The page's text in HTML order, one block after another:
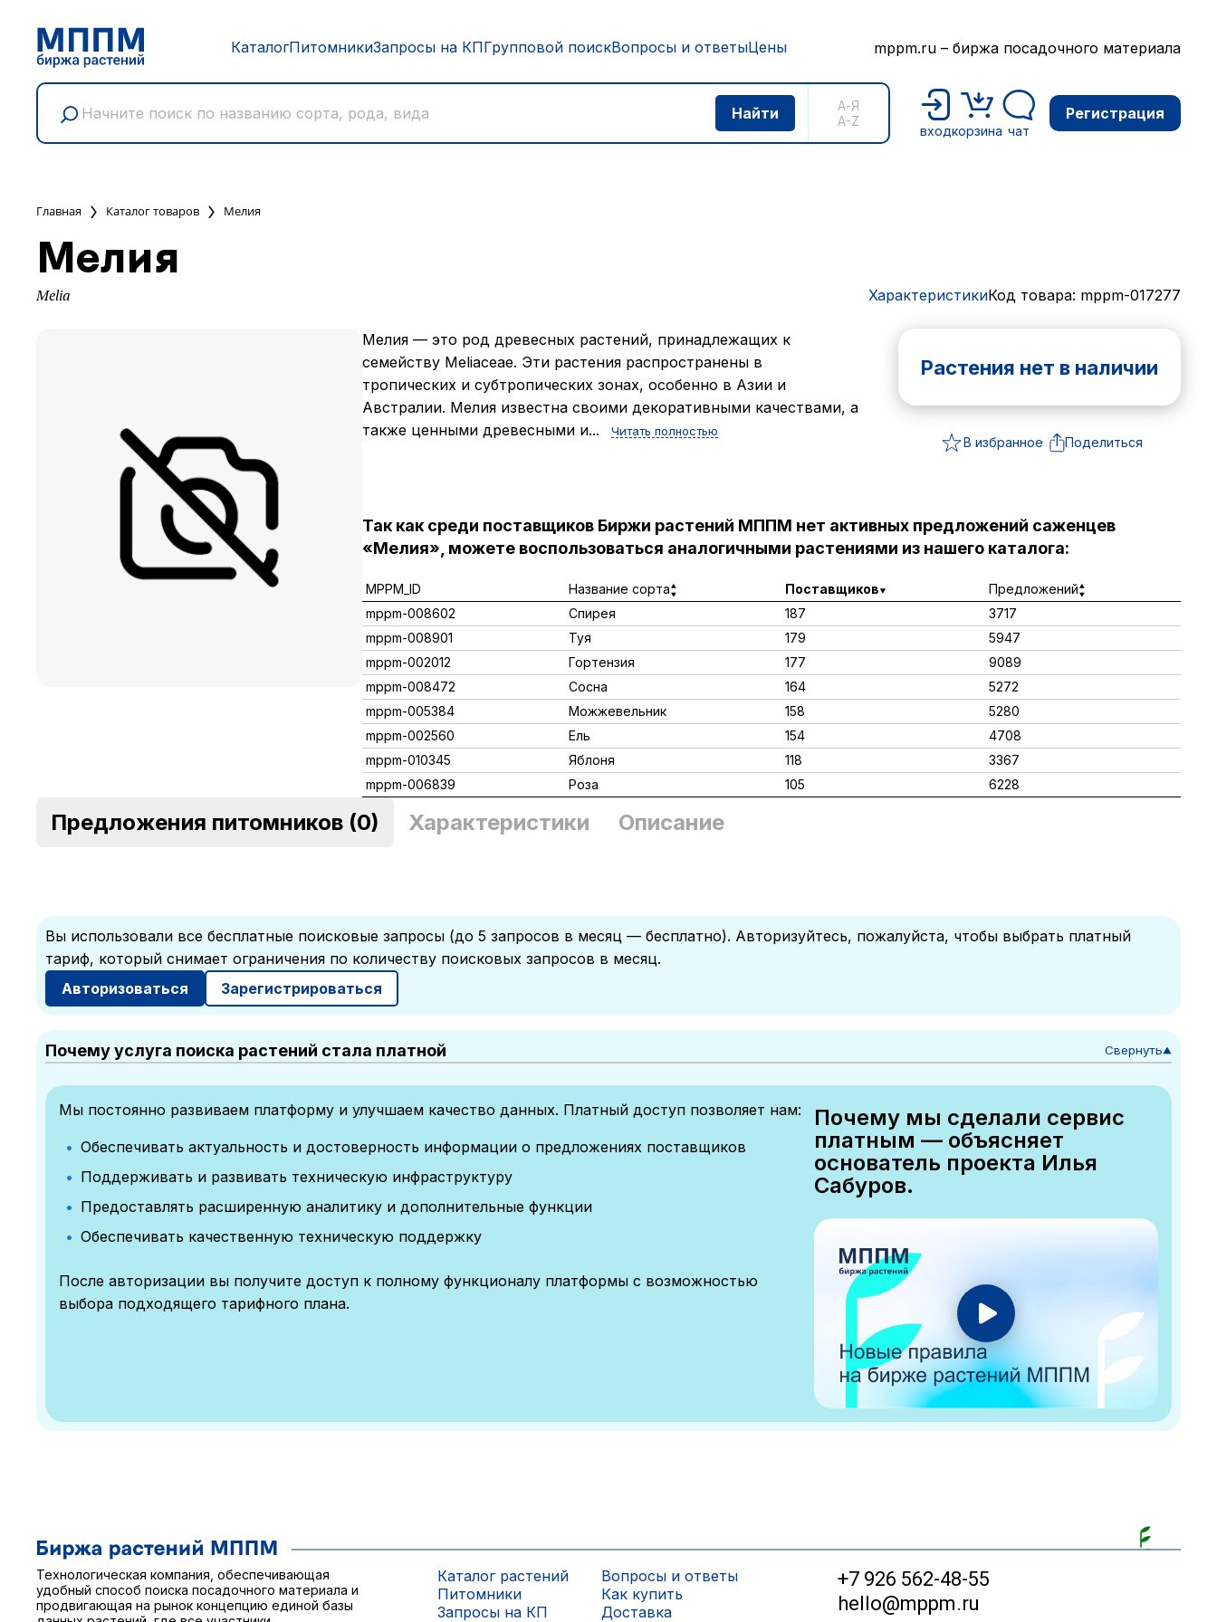
КаталогПитомникиЗапросы на КПГрупповой поискВопросы и ответыЦены mppm.ru – биржа посадочного материала
А-Я
A-Z
входкорзина чат
Регистрация
Главная Каталог товаров Мелия
Мелия
Melia ХарактеристикиКод товара: mppm-017277
Мелия — это род древесных растений, принадлежащих к
семейству Meliaceae. Эти растения распространены в
тропических и субтропических зонах, особенно в Азии и
Австралии. Мелия известна своими декоративными качествами, а
также ценными древесными и...
Читать полностью
Растения нет в наличии
В избранное Поделиться
Так как среди поставщиков Биржи растений МППМ нет активных предложений саженцев
«Мелия», можете воспользоваться аналогичными растениями из нашего каталога:
MPPM_ID Название сорта Поставщиков
Предложений
mppm-008602
Спирея 187
3717
mppm-008901
Туя 179
5947
mppm-002012
Гортензия 177
9089
mppm-008472
Сосна 164
5272
mppm-005384
Можжевельник 158
5280
mppm-002560
Ель 154
4708
mppm-010345
Яблоня 118
3367
mppm-006839
Роза 105 6228
Предложения питомников (0) Характеристики Описание
Вы использовали все бесплатные поисковые запросы (до 5 запросов в месяц — бесплатно). Авторизуйтесь, пожалуйста, чтобы выбрать платный
тариф, который снимает ограничения по количеству поисковых запросов в месяц.
Авторизоваться
Зарегистрироваться
Почему услуга поиска растений стала платной Свернуть▼
Мы постоянно развиваем платформу и улучшаем качество данных. Платный доступ позволяет нам:
Обеспечивать актуальность и достоверность информации о предложениях поставщиков
Поддерживать и развивать техническую инфраструктуру
Предоставлять расширенную аналитику и дополнительные функции
Обеспечивать качественную техническую поддержку
После авторизации вы получите доступ к полному функционалу платформы с возможностью
выбора подходящего тарифного плана.
Почему мы сделали сервис
платным — объясняет
основатель проекта Илья
Сабуров.
Технологическая компания, обеспечивающая
удобный способ поиска посадочного материала и
продвигающая на рынок концепцию единой базы
Каталог растений
Питомники
Запросы на КП
Вопросы и ответы
Как купить
Доставка
+7 926 562-48-55
hello@mppm.ru